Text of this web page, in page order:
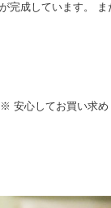
成しています。
安心してお買い求め